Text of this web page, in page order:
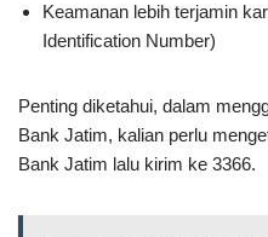
Keamanan lebih terjamin
Identification Number)
Penting diketahui, dalam
Bank Jatim, kalian perlu
Bank Jatim lalu kirim ke 3366.